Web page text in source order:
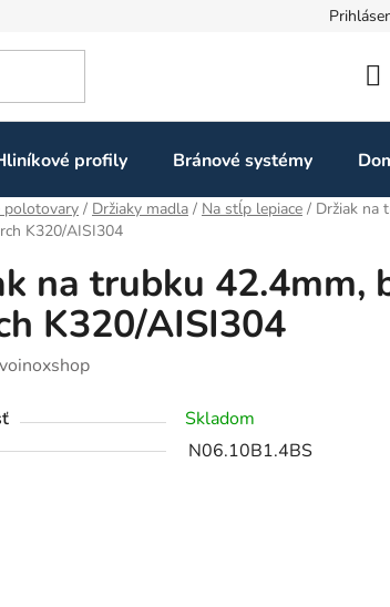
Odstúpenie od zmluvy
profily Bránové systémy
polotovary / Držiaky madla / Na stĺp lepiace / Držiak na
K320/AISI304
na trubku 42.4mm,
K320/AISI304
Skladom
N06.10B1.4BS